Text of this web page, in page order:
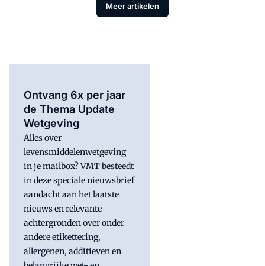
Meer artikelen
Ontvang 6x per jaar
de Thema Update
Wetgeving
Alles over
levensmiddelenwetgeving
in je mailbox? VMT besteedt
in deze speciale nieuwsbrief
aandacht aan het laatste
nieuws en relevante
achtergronden over onder
andere etikettering,
allergenen, additieven en